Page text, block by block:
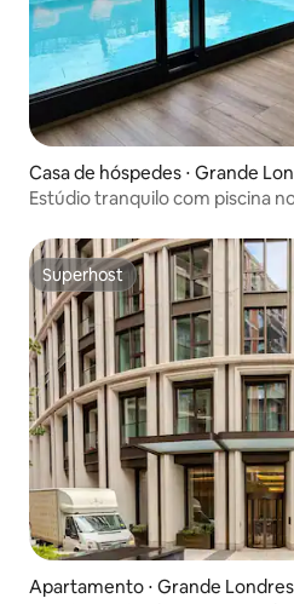
Casa de hóspedes ⋅ Grande
Estúdio tranquilo com piscina
Superhost
Superhost
Apartamento ⋅ Grande Londres